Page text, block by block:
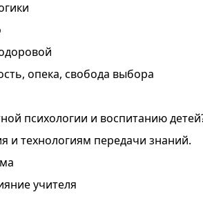
опека, свобода выбора
психологии и воспитанию
и технологиям передачи знаний.
учителя